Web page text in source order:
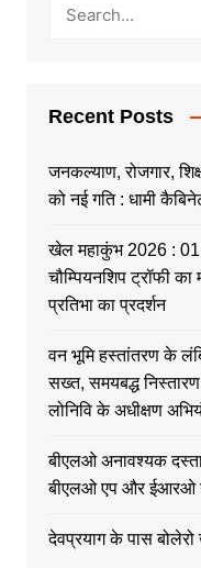
Recent Posts
जनकल्याण, रोजगार,
को नई गति : धामी
खेल महाकुंभ 2026 : 01
चौम्पियनशिप ट्रॉफी
प्रतिभा का प्रदर्शन
वन भूमि हस्तांतरण के
सख्त, समयबद्ध
लोनिवि के अधीक्षण
बीएलओ अनावश्यक
बीएलओ एप और ईआरओ
देवप्रयाग के पास बोलेरो